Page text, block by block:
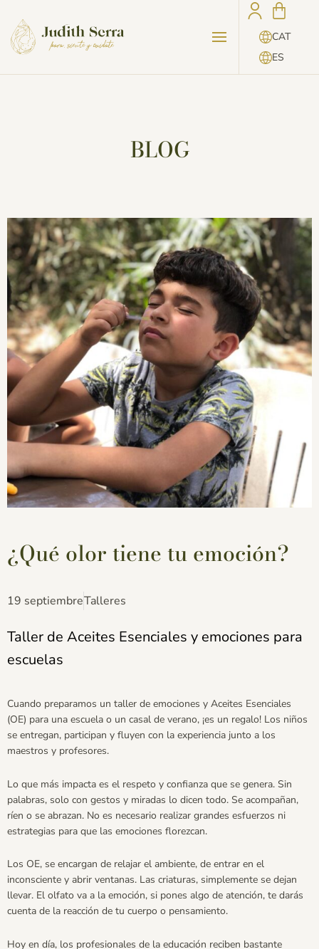
CAT
ES
BLOG
¿Qué olor tiene tu emoción?
19 septiembreTalleres
Taller de Aceites Esenciales y emociones para
escuelas
Cuando preparamos un taller de emociones y Aceites Esenciales
(OE) para una escuela o un casal de verano, ¡es un regalo! Los niños
se entregan, participan y fluyen con la experiencia junto a los
maestros y profesores.
Lo que más impacta es el respeto y confianza que se genera. Sin
palabras, solo con gestos y miradas lo dicen todo. Se acompañan,
ríen o se abrazan. No es necesario realizar grandes esfuerzos ni
estrategias para que las emociones florezcan.
Los OE, se encargan de relajar el ambiente, de entrar en el
inconsciente y abrir ventanas. Las criaturas, simplemente se dejan
llevar. El olfato va a la emoción, si pones algo de atención, te darás
cuenta de la reacción de tu cuerpo o pensamiento.
Hoy en día, los profesionales de la educación reciben bastante